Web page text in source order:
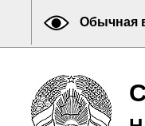
Обычная